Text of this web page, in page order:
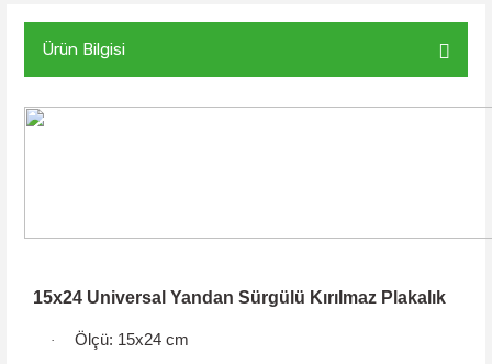
Ürün Bilgisi
15x24 Universal Yandan Sürgülü Kırılmaz Plakalık
· Ölçü: 15x24 cm